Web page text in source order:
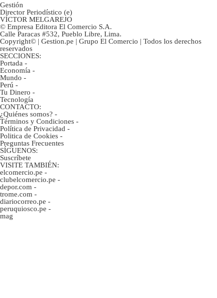
Gestión
Director Periodístico (e)
VÍCTOR MELGAREJO
© Empresa Editora El Comercio S.A.
Calle Paracas #532, Pueblo Libre, Lima.
Copyright© | Gestion.pe | Grupo El Comercio | Todos los derechos
reservados
SECCIONES:
Portada -
Economía -
Mundo -
Perú -
Tu Dinero -
Tecnología
CONTACTO:
¿Quiénes somos? -
Términos y Condiciones -
Política de Privacidad -
Politica de Cookies -
Preguntas Frecuentes
SÍGUENOS:
Suscríbete
VISITE TAMBIÉN:
elcomercio.pe -
clubelcomercio.pe -
depor.com -
trome.com -
diariocorreo.pe -
peruquiosco.pe -
mag